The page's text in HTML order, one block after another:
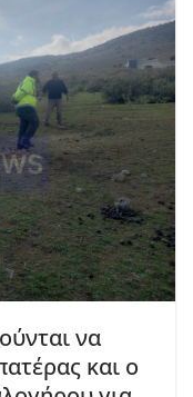
να
και ο